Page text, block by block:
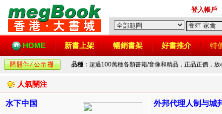
登入帳戶
HOME 新書上架 暢銷書架 好書推介 特
品種 ：超過100萬種各類書籍/音像和精品，正品正價，
人氣關注
水下中国 外邦代理人制与城